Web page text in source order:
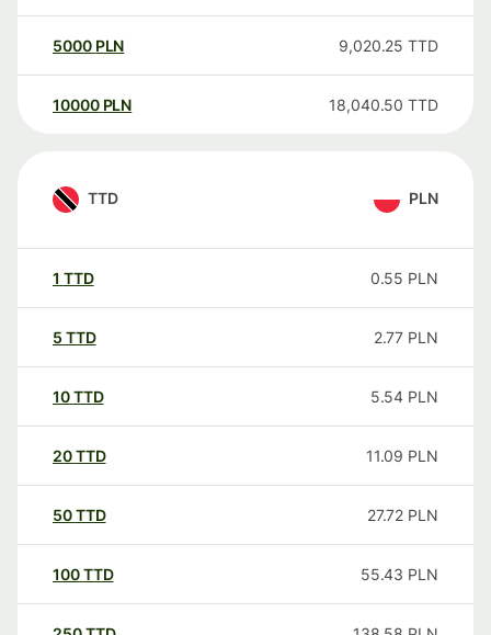
5000 PLN 9,020.25 TTD
10000 PLN 18,040.50 TTD
TTD PLN
1 TTD 0.55 PLN
5 TTD 2.77 PLN
10TTD 5.54 PLN
20TTD 11.09 PLN
50TTD 27.72 PLN
100TTD 55.43 PLN